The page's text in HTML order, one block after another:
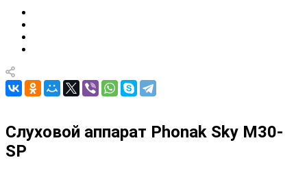
Слуховой аппарат Phonak Sky M30-
SP